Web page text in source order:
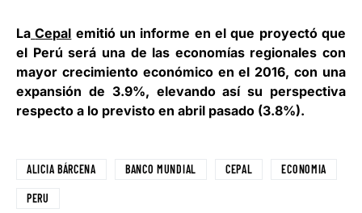
La Cepal emitió un informe en el que proyectó que
el Perú será una de las economías regionales con
mayor crecimiento económico en el 2016, con una
expansión de 3.9%, elevando así su perspectiva
respecto a lo previsto en abril pasado (3.8%).
ALICIA BÁRCENA BANCO MUNDIAL CEPAL ECONOMIA
PERU